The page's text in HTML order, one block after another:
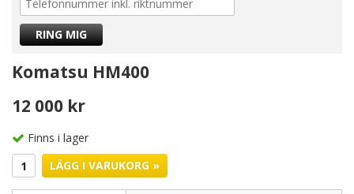
Komatsu HM400
12 000 kr
Finns i lager
LÄGG I VARUKORG »